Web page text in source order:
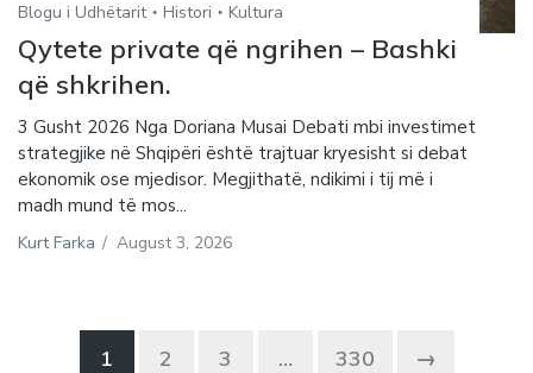
Blogu i Udhëtarit Histori Kultura
Qytete private që ngrihen – Bashki
që shkrihen.
3 Gusht 2026 Nga Doriana Musai Debati mbi investimet
strategjike në Shqipëri është trajtuar kryesisht si debat
ekonomik ose mjedisor. Megjithatë, ndikimi i tij më i
madh mund të mos...
Kurt Farka / August 3, 2026
1 2 3 … 330 →